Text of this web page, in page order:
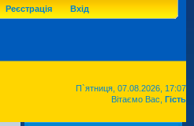
П`ятниця, 07.08.2026, 17:07
Вітаємо Вас, Гість
Реєстрація Вхід